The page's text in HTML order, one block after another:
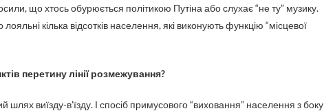
що хтось обурюється політикою Путіна або слухає “не ту” музику.
кілька відсотків населення, які виконують функцію “місцевої
перетину лінії розмежування?
виїзду-в’їзду. І спосіб примусового “виховання” населення з боку